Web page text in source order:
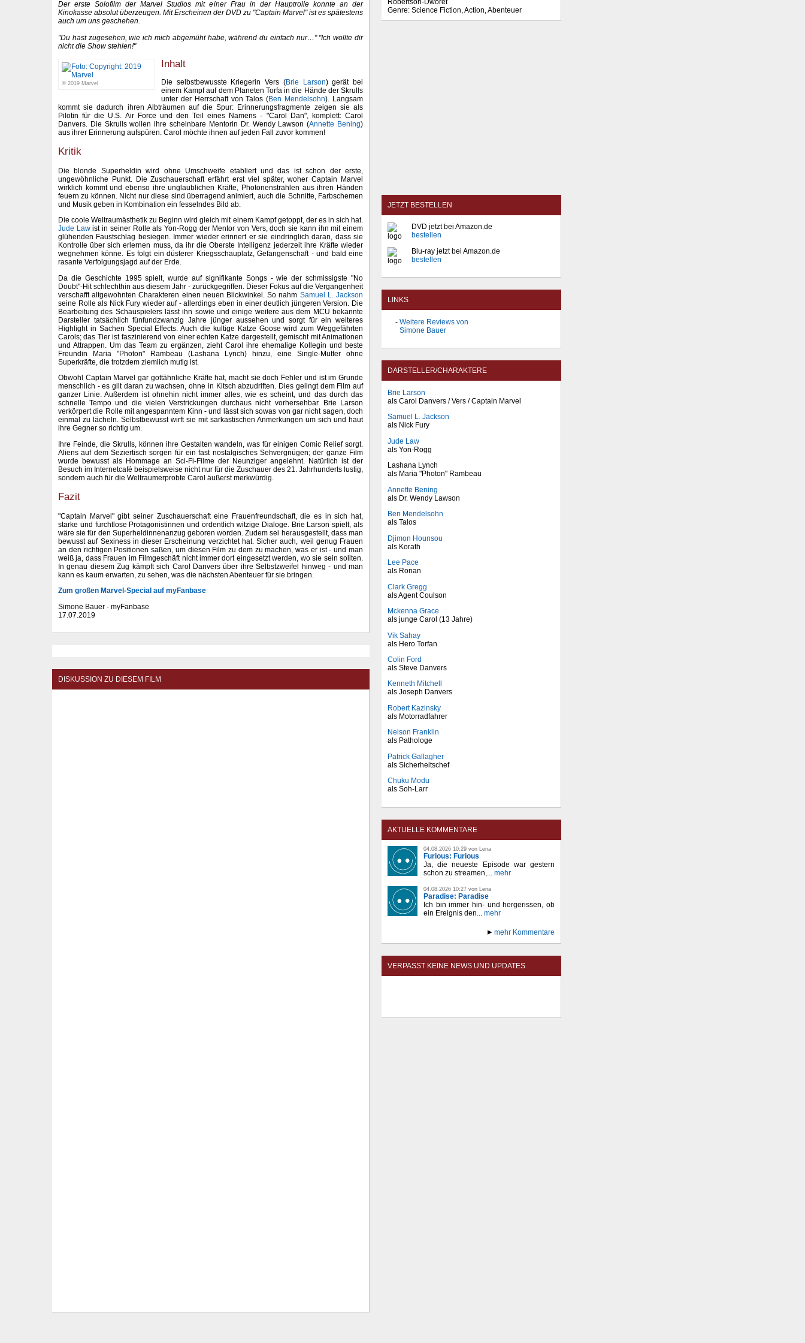
Der erste Solofilm der Marvel Studios mit einer Frau in der Hauptrolle konnte an der
Kinokasse absolut überzeugen. Mit Erscheinen der DVD zu "Captain Marvel" ist es spätestens
auch um uns geschehen.
"Du hast zugesehen, wie ich mich abgemüht habe, während du einfach nur…" "Ich wollte dir
nicht die Show stehlen!"
© 2019 Marvel
Inhalt
Die selbstbewusste Kriegerin Vers (Brie Larson) gerät bei
einem Kampf auf dem Planeten Torfa in die Hände der Skrulls
unter der Herrschaft von Talos (Ben Mendelsohn). Langsam
kommt sie dadurch ihren Albträumen auf die Spur: Erinnerungsfragmente zeigen sie als
Pilotin für die U.S. Air Force und den Teil eines Namens - "Carol Dan", komplett: Carol
Danvers. Die Skrulls wollen ihre scheinbare Mentorin Dr. Wendy Lawson (Annette Bening)
aus ihrer Erinnerung aufspüren. Carol möchte ihnen auf jeden Fall zuvor kommen!
Kritik
Die blonde Superheldin wird ohne Umschweife etabliert und das ist schon der erste,
ungewöhnliche Punkt. Die Zuschauerschaft erfährt erst viel später, woher Captain Marvel
wirklich kommt und ebenso ihre unglaublichen Kräfte, Photonenstrahlen aus ihren Händen
feuern zu können. Nicht nur diese sind überragend animiert, auch die Schnitte, Farbschemen
und Musik geben in Kombination ein fesselndes Bild ab.
Die coole Weltraumästhetik zu Beginn wird gleich mit einem Kampf getoppt, der es in sich hat.
Jude Lawist in seiner Rolle als Yon-Rogg der Mentor von Vers, doch sie kann ihn mit einem
glühenden Faustschlag besiegen. Immer wieder erinnert er sie eindringlich daran, dass sie
Kontrolle über sich erlernen muss, da ihr die Oberste Intelligenz jederzeit ihre Kräfte wieder
wegnehmen könne. Es folgt ein düsterer Kriegsschauplatz, Gefangenschaft - und bald eine
rasante Verfolgungsjagd auf der Erde.
Da die Geschichte 1995 spielt, wurde auf signifikante Songs - wie der schmissigste "No
Doubt"-Hit schlechthin aus diesem Jahr - zurückgegriffen. Dieser Fokus auf die Vergangenheit
verschafft altgewohnten Charakteren einen neuen Blickwinkel. So nahm Samuel L. Jackson
seine Rolle als Nick Fury wieder auf - allerdings eben in einer deutlich jüngeren Version. Die
Bearbeitung des Schauspielers lässt ihn sowie und einige weitere aus dem MCU bekannte
Darsteller tatsächlich fünfundzwanzig Jahre jünger aussehen und sorgt für ein weiteres
Highlight in Sachen Special Effects. Auch die kultige Katze Goose wird zum Weggefährten
Carols; das Tier ist faszinierend von einer echten Katze dargestellt, gemischt mit Animationen
und Attrappen. Um das Team zu ergänzen, zieht Carol ihre ehemalige Kollegin und beste
Freundin Maria "Photon" Rambeau (Lashana Lynch) hinzu, eine Single-Mutter ohne
Superkräfte, die trotzdem ziemlich mutig ist.
Obwohl Captain Marvel gar gottähnliche Kräfte hat, macht sie doch Fehler und ist im Grunde
menschlich - es gilt daran zu wachsen, ohne in Kitsch abzudriften. Dies gelingt dem Film auf
ganzer Linie. Außerdem ist ohnehin nicht immer alles, wie es scheint, und das durch das
schnelle Tempo und die vielen Verstrickungen durchaus nicht vorhersehbar. Brie Larson
verkörpert die Rolle mit angespanntem Kinn - und lässt sich sowas von gar nicht sagen, doch
einmal zu lächeln. Selbstbewusst wirft sie mit sarkastischen Anmerkungen um sich und haut
ihre Gegner so richtig um.
Ihre Feinde, die Skrulls, können ihre Gestalten wandeln, was für einigen Comic Relief sorgt.
Aliens auf dem Seziertisch sorgen für ein fast nostalgisches Sehvergnügen; der ganze Film
wurde bewusst als Hommage an Sci-Fi-Filme der Neunziger angelehnt. Natürlich ist der
Besuch im Internetcafé beispielsweise nicht nur für die Zuschauer des 21. Jahrhunderts lustig,
sondern auch für die Weltraumerprobte Carol äußerst merkwürdig.
Fazit
"Captain Marvel" gibt seiner Zuschauerschaft eine Frauenfreundschaft, die es in sich hat,
starke und furchtlose Protagonistinnen und ordentlich witzige Dialoge. Brie Larson spielt, als
wäre sie für den Superheldinnenanzug geboren worden. Zudem sei herausgestellt, dass man
bewusst auf Sexiness in dieser Erscheinung verzichtet hat. Sicher auch, weil genug Frauen
an den richtigen Positionen saßen, um diesen Film zu dem zu machen, was er ist - und man
weiß ja, dass Frauen im Filmgeschäft nicht immer dort eingesetzt werden, wo sie sein sollten.
In genau diesem Zug kämpft sich Carol Danvers über ihre Selbstzweifel hinweg - und man
kann es kaum erwarten, zu sehen, was die nächsten Abenteuer für sie bringen.
Zum großen Marvel-Special auf myFanbase
Simone Bauer - myFanbase
17.07.2019
DISKUSSION ZU DIESEM FILM
Robertson-Dworet
Genre: Science Fiction, Action, Abenteuer
JETZT BESTELLEN
DVD jetzt bei Amazon.de
bestellen
Blu-ray jetzt bei Amazon.de
bestellen
LINKS
Weitere Reviews von
Simone Bauer
DARSTELLER/CHARAKTERE
Brie Larson
als Carol Danvers / Vers / Captain Marvel
Samuel L. Jackson
als Nick Fury
Jude Law
als Yon-Rogg
Lashana Lynch
als Maria "Photon" Rambeau
Annette Bening
als Dr. Wendy Lawson
Ben Mendelsohn
als Talos
Djimon Hounsou
als Korath
Lee Pace
als Ronan
Clark Gregg
als Agent Coulson
Mckenna Grace
als junge Carol (13 Jahre)
Vik Sahay
als Hero Torfan
Colin Ford
als Steve Danvers
Kenneth Mitchell
als Joseph Danvers
Robert Kazinsky
als Motorradfahrer
Nelson Franklin
als Pathologe
Patrick Gallagher
als Sicherheitschef
Chuku Modu
als Soh-Larr
AKTUELLE KOMMENTARE
04.08.2026 10:29 von Lena
Furious: Furious
Ja, die neueste Episode war gestern
schon zu streamen,...
mehr
04.08.2026 10:27 von Lena
Paradise: Paradise
Ich bin immer hin- und hergerissen, ob
ein Ereignis den...
mehr
mehr Kommentare
VERPASST KEINE NEWS UND UPDATES